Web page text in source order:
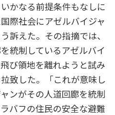
かなる前提条件もなしに
際社会にアゼルバイジャ
訴えた。その指摘では、
統制しているアゼルバイ
び領地を離れようと試み
致した。「これが意味し
ンがその人道回廊を統制
バフの住民の安全な避難